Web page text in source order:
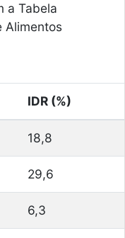
a Tabela
Alimentos
IDR (%)
18,8
29,6
6,3